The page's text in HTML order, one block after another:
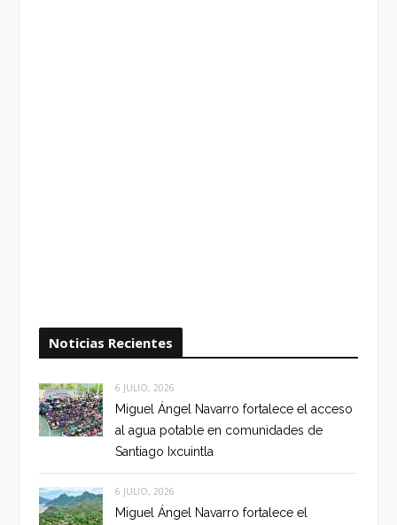
Noticias Recientes
6 JULIO, 2026
Miguel Ángel Navarro fortalece el acceso
al agua potable en comunidades de
Santiago Ixcuintla
6 JULIO, 2026
Miguel Ángel Navarro fortalece el